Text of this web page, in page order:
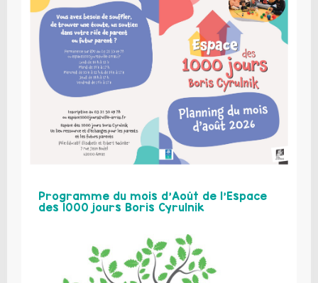
Programme du mois d’Août de l’Espace
des 1000 jours Boris Cyrulnik